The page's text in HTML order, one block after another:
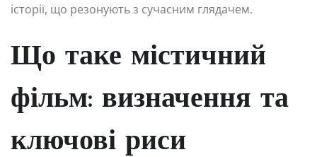
історії, що резонують з сучасним глядачем.
Що таке містичний
фільм: визначення та
ключові риси